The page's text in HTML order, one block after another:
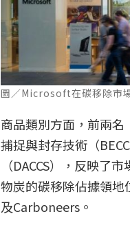
圖／Microsoft在碳移除市
商品類別方面，前兩
捕捉與封存技術（
（DACCS），反映了
物炭的碳移除佔據領
及Carboneers。